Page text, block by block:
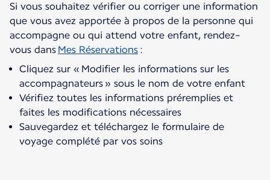
Si vous souhaitez vérifier ou corriger une information
que vous avez apportée à propos de la personne qui
accompagne ou qui attend votre enfant, rendez-
vous dans Mes Réservations
Cliquez sur « Modifier les informations sur les
accompagnateurs » sous le nom de votre enfant
Vérifiez toutes les informations préremplies et
faites les modifications nécessaires
Sauvegardez et téléchargez le formulaire de
voyage complété par vos soins